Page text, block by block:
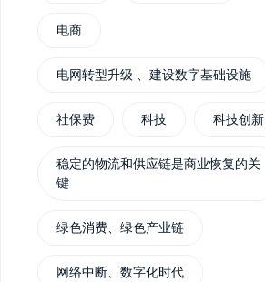
电商
电网转型升级 、建设数字基础设施
社保费 科技 科技创新
稳定的物流和供应链是商业恢复的关
键
绿色消费、绿色产业链
网络中断、数字化时代